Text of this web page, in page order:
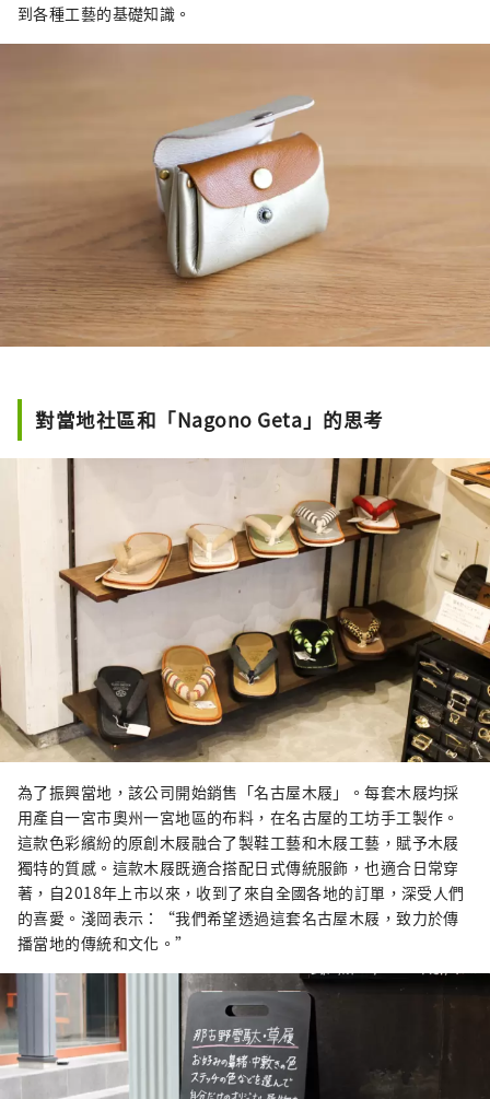
到各種工藝的基礎知識。
對當地社區和「Nagono Geta」的思考
為了振興當地，該公司開始銷售「名古屋木屐」。每套木屐均採
用產自一宮市奧州一宮地區的布料，在名古屋的工坊手工製作。
這款色彩繽紛的原創木屐融合了製鞋工藝和木屐工藝，賦予木屐
獨特的質感。這款木屐既適合搭配日式傳統服飾，也適合日常穿
著，自2018年上市以來，收到了來自全國各地的訂單，深受人們
的喜愛。淺岡表示：“我們希望透過這套名古屋木屐，致力於傳
播當地的傳統和文化。”